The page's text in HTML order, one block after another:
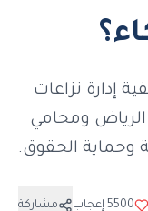
إدارة نزاعات
الرياض ومحامي
وحماية الحقوق.
5500 إعجاب مشاركة